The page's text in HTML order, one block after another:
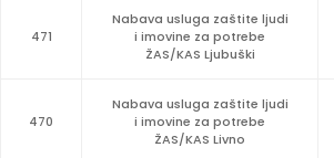
471
Nabava usluga zaštite ljudi
i imovine za potrebe
ŽAS/KAS Ljubuški
470
Nabava usluga zaštite ljudi
i imovine za potrebe
ŽAS/KAS Livno